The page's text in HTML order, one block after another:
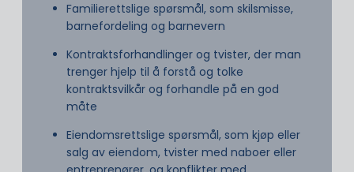
Familierettslige spørsmål, som skilsmisse,
barnefordeling og barnevern
Kontraktsforhandlinger og tvister, der man
trenger hjelp til å forstå og tolke
kontraktsvilkår og forhandle på en god
måte
Eiendomsrettslige spørsmål, som kjøp eller
salg av eiendom, tvister med naboer eller